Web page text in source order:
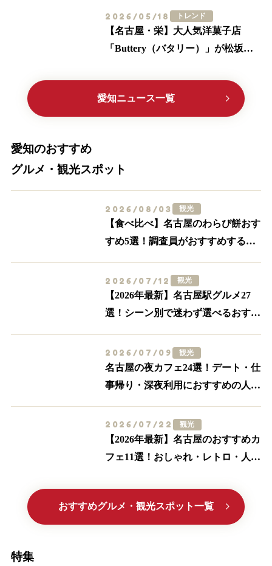
2026/05/18 トレンド
【名古屋・栄】大人気洋菓子店
「Buttery（バタリー）」が松坂屋
に大注目
愛知ニュース一覧
愛知のおすすめ
グルメ・観光スポット
2026/08/03 観光
【食べ比べ】名古屋のわらび餅おす
すめ5選！調査員がおすすめする外
2026/07/12 観光
【2026年最新】名古屋駅グルメ27
選！シーン別で迷わず選べるおすす
2026/07/09 観光
名古屋の夜カフェ24選！デート・仕
事帰り・深夜利用におすすめの人気
2026/07/22 観光
【2026年最新】名古屋のおすすめカ
フェ11選！おしゃれ・レトロ・人気
おすすめグルメ・観光スポット一覧
特集